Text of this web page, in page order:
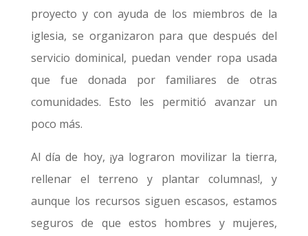
proyecto y con ayuda de los miembros de la
iglesia, se organizaron para que después del
servicio dominical, puedan vender ropa usada
que fue donada por familiares de otras
comunidades. Esto les permitió avanzar un
poco más.
Al día de hoy, ¡ya lograron movilizar la tierra,
rellenar el terreno y plantar columnas!, y
aunque los recursos siguen escasos, estamos
seguros de que estos hombres y mujeres,